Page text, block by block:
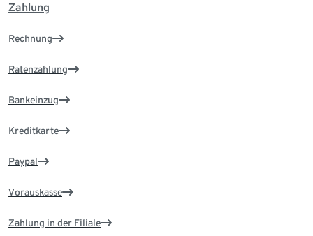
Zahlung
Rechnung
Ratenzahlung
Bankeinzug
Kreditkarte
Paypal
Vorauskasse
Zahlung in der Filiale